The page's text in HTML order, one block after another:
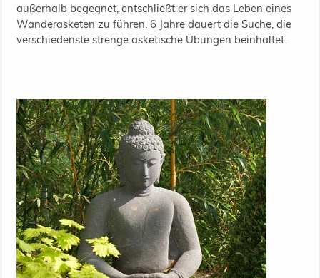
außerhalb begegnet, entschließt er sich das Leben eines
Wanderasketen zu führen. 6 Jahre dauert die Suche, die
verschiedenste strenge asketische Übungen beinhaltet.